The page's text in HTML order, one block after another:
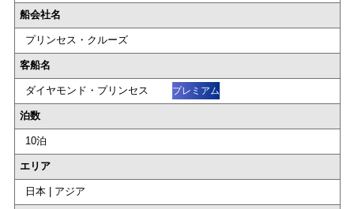
船会社名
プリンセス・クルーズ
客船名
ダイヤモンド・プリンセス プレミアム
泊数
10泊
エリア
日本 | アジア